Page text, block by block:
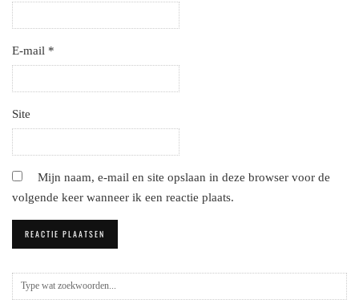
E-mail *
Site
Mijn naam, e-mail en site opslaan in deze browser voor de
volgende keer wanneer ik een reactie plaats.